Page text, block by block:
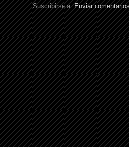
Suscribirse a:Enviar